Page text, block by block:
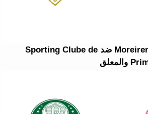
تفاصيل مباراة Moreirense FC ضد Sporting Clube de